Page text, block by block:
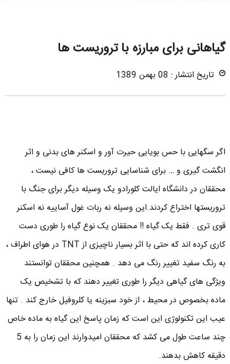
گیاهانی برای مبارزه با تروریست ها
تاریخ انتشار : 08 بهمن 1389
اگر سگهایی با حس بویایی حیرت آور و اسکنر های بدنی و اثر
انگشت گیری و … برای شناسایی تروریست ها کافی نیست ،
محققان در دانشگاه ایالت کلورادو یک وسیله دیگر برای جنگ با
تروریستها اختراع کردند.این وسیله نه ربات غول آساییه نه اسکنر
قوی تری . فقط یک گیاه !! محققان یک نوع گیاه را طوری دست
کاری کرده اند که حتی با اثر بسیار ناچیزی از TNT در هوای اطراف ،
به رنگ سفید تغییر رنگ می دهد . همچنین محققان توانستند
ویژگی های گیاهی دیگر را طوری تغییر دهند که با تشخیص یک
ماده بخصوص در محیط ، از خود سبزینه یا کلروفیل خارج کند . تنها
عیب این تکنولوژی این است که زمان پاسخ این گیاه به ماده خاص
چند ساعت طول می کشد که محققان امیدوارند این زمان را به 5
دقیقه کاهش بدهند.